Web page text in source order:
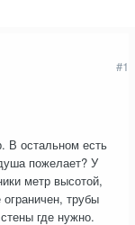
#1
В остальном есть
пожелает? У
метр высотой,
трубы
где нужно.